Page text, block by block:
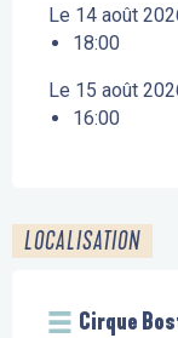
Le 14 août
18:00
Le 15 août
16:00
LOCALISATION
Cirque